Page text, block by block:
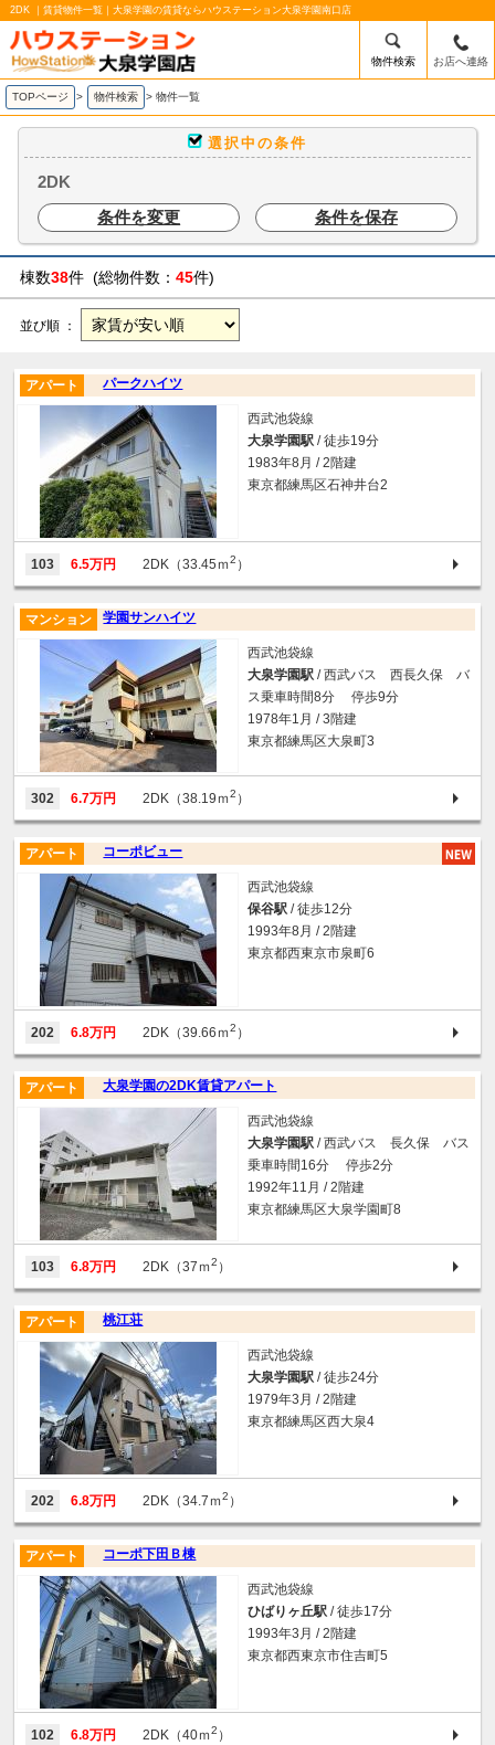
2DK ｜賃貸物件一覧｜大泉学園の賃貸ならハウステーション大泉学園南口店
物件検索 お店へ連絡
TOPページ > 物件検索 > 物件一覧
選択中の条件
2DK
条件を変更
条件を保存
棟数38件 (総物件数： 45件)
並び順 ：
パークハイツ
アパート
西武池袋線
大泉学園駅 / 徒歩19分
1983年8月 / 2階建
東京都練馬区石神井台2
103 6.5万円 2DK（33.45ｍ2 ）
学園サンハイツ
マンション
西武池袋線
大泉学園駅 / 西武バス 西長久保 バ
ス乗車時間8分 停歩9分
1978年1月 / 3階建
東京都練馬区大泉町3
302 6.7万円 2DK（38.19ｍ2 ）
コーポビュー
アパート
西武池袋線
保谷駅 / 徒歩12分
1993年8月 / 2階建
東京都西東京市泉町6
202 6.8万円 2DK（39.66ｍ2 ）
大泉学園の2DK賃貸アパート
アパート
西武池袋線
大泉学園駅 / 西武バス 長久保 バス
乗車時間16分 停歩2分
1992年11月 / 2階建
東京都練馬区大泉学園町8
103 6.8万円 2DK（37ｍ2 ）
桃江荘
アパート
西武池袋線
大泉学園駅 / 徒歩24分
1979年3月 / 2階建
東京都練馬区西大泉4
202 6.8万円 2DK（34.7ｍ2 ）
コーポ下田Ｂ棟
アパート
西武池袋線
ひばりヶ丘駅 / 徒歩17分
1993年3月 / 2階建
東京都西東京市住吉町5
102 6.8万円 2DK（40ｍ2 ）